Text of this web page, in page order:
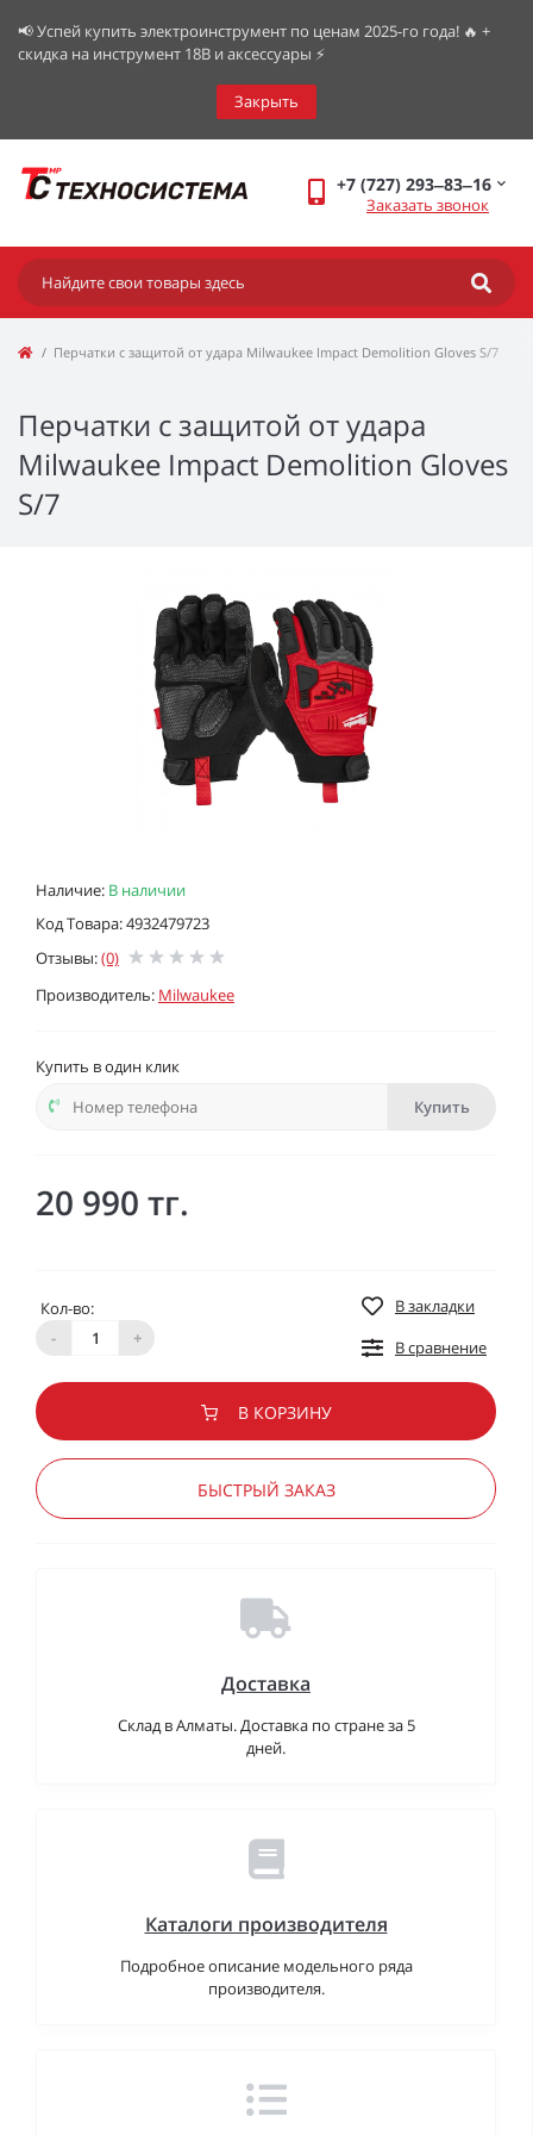
📢 Успей купить электроинструмент по ценам 2025-го года! 🔥 +
скидка на инструмент 18В и аксессуары ⚡️
Закрыть
+7 (727) 293‒83‒16
Заказать звонок
Перчатки с защитой от удара Milwaukee Impact Demolition Gloves S/7
Перчатки с защитой от удара
Milwaukee Impact Demolition Gloves
S/7
Наличие: В наличии
Код Товара: 4932479723
Отзывы:(0)
Производитель: Milwaukee
Купить в один клик
Купить
20 990 тг.
Кол-во:
-
+
В закладки
В сравнение
В КОРЗИНУ
БЫСТРЫЙ ЗАКАЗ
Доставка
Склад в Алматы. Доставка по стране за 5
дней.
Каталоги производителя
Подробное описание модельного ряда
производителя.